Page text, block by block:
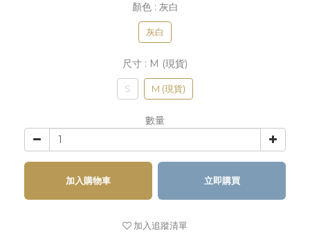
顏色 : 灰白
灰白
尺寸 : M (現貨)
S M (現貨)
數量
加入購物車 立即購買
加入追蹤清單